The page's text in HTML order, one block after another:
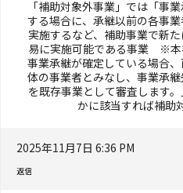
「補助対象外事業」では「事
する場合に、承継以前の各事
実施するなど、補助事業で新
易に実施可能である事業 ※本
事業承継が確定している場合
体の事業者とみなし、事業承
を既存事業として審査します
かに該当すれば補助
2025年11月7日 6:36 PM
返信